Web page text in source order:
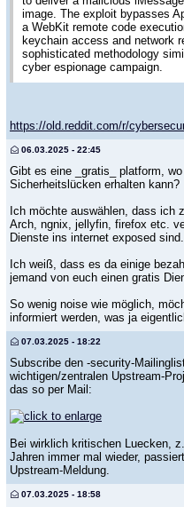
image. The exploit bypasses
a WebKit remote code
keychain access and network
sophisticated methodology
cyber espionage campaign.
https://old.reddit.com/r/
06.03.2025 - 22:45
Gibt es eine _gratis_ platform,
Sicherheitslücken erhalten kann?
Ich möchte auswählen, dass ich
Arch, ngnix, jellyfin, firefox etc.
Dienste ins internet exposed sind.
Ich weiß, dass es da einige
jemand von euch einen gratis
So wenig noise wie möglich,
informiert werden, was ja
07.03.2025 - 18:22
Subscribe den -security-
wichtigen/zentralen Upstream-
das so per Mail:
Bei wirklich kritischen Luecken,
Jahren immer mal wieder,
Upstream-Meldung.
07.03.2025 - 18:58